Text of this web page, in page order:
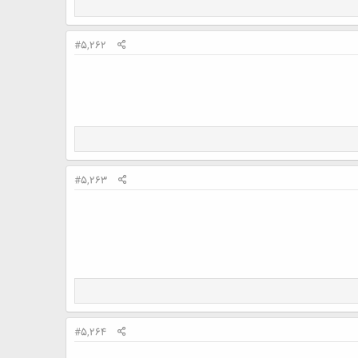
#5,262
#5,263
#5,264